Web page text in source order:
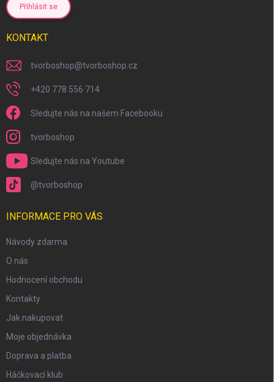
Přihlásit se
KONTAKT
tvorboshop@tvorboshop.cz
+420 778 556 714
Sledujte nás na našem Facebooku
tvorboshop
Sledujte nás na Youtube
@tvorboshop
INFORMACE PRO VÁS
Návody zdarma
O nás
Hodnocení obchodu
Kontakty
Jak nakupovat
Moje objednávka
Doprava a platba
Háčkovací klub